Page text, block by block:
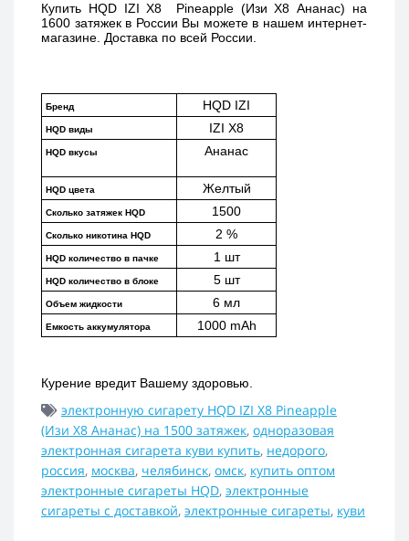
Купить HQD IZI X8  Pineapple (Изи Х8 Ананас) на
1600 затяжек в России Вы можете в нашем интернет-
магазине. Доставка по всей России.
Бренд HQD IZI
HQD виды IZI X8
HQD вкусы Ананас
HQD цвета Желтый
Сколько затяжек HQD 1500
Сколько никотина HQD 2 %
HQD количество в пачке 1 шт
HQD количество в блоке 5 шт
Объем жидкости 6 мл
Емкость аккумулятора 1000 mAh
Курение вредит Вашему здоровью.
электронную сигарету HQD IZI X8 Pineapple
(Изи Х8 Ананас) на 1500 затяжек, одноразовая
электронная сигарета куви купить, недорого,
россия, москва, челябинск, омск, купить оптом
электронные сигареты HQD, электронные
сигареты с доставкой, электронные сигареты, куви